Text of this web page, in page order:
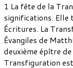
1 La fête de la
significations. Elle
Écritures. La
Évangiles de
deuxième épître
Transfiguration